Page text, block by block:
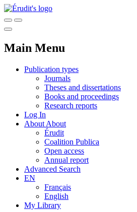
Main Menu
Publication types
Journals
Theses and dissertations
Books and proceedings
Research reports
Log In
About About
Érudit
Coalition Publica
Open access
Annual report
Advanced Search
EN
Français
English
My Library